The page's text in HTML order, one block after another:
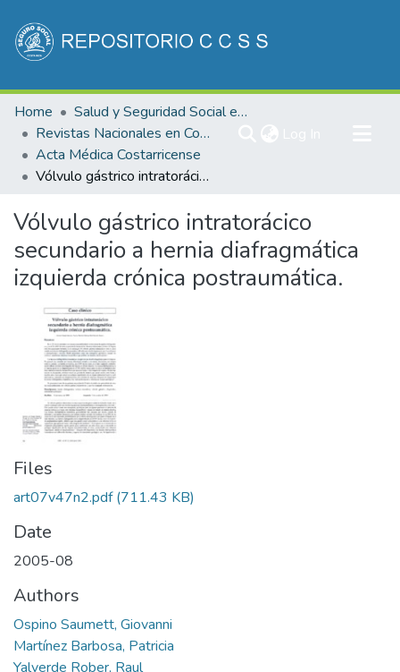
Communities & Collections
All of DSpace
Statistics
Home
Salud y Seguridad Social en Costa Rica
Revistas Nacionales en Costa Rica
Acta Médica Costarricense
Vólvulo gástrico intratorácico secundario a hernia diafragmática izquierda crónica postraumática.
Vólvulo gástrico intratorácico
secundario a hernia diafragmática
izquierda crónica postraumática.
Files
art07v47n2.pdf(711.43 KB)
Date
2005-08
Authors
Ospino Saumett, Giovanni
Martínez Barbosa, Patricia
Yalverde Rober, Raul